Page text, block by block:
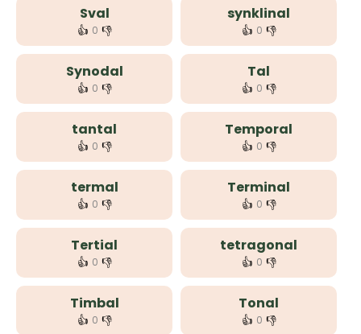
Sval
👍 0 👎
synklinal
👍 0 👎
Synodal
👍 0 👎
Tal
👍 0 👎
tantal
👍 0 👎
Temporal
👍 0 👎
termal
👍 0 👎
Terminal
👍 0 👎
Tertial
👍 0 👎
tetragonal
👍 0 👎
Timbal
👍 0 👎
Tonal
👍 0 👎